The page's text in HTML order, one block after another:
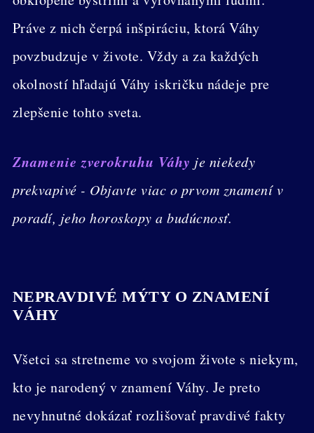
Práve z nich čerpá inšpiráciu, ktorá Váhy
povzbudzuje v živote. Vždy a za každých
okolností hľadajú Váhy iskričku nádeje pre
zlepšenie tohto sveta.
Znamenie zverokruhu Váhy je niekedy
prekvapivé - Objavte viac o prvom znamení v
poradí, jeho horoskopy a budúcnosť.
NEPRAVDIVÉ MÝTY O ZNAMENÍ
VÁHY
Všetci sa stretneme vo svojom živote s niekym,
kto je narodený v znamení Váhy. Je preto
nevyhnutné dokázať rozlišovať pravdivé fakty